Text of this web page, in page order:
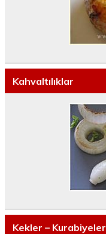
Kahvaltılıklar
Kekler – Kurabiyeler